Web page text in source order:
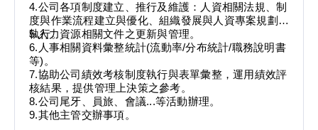
4.公司各項制度建立、推行及維護：人資相關法規、制
度與作業流程建立與優化、組織發展與人資專案規劃與
執行。
5.人力資源相關文件之更新與管理。
6.人事相關資料彙整統計(流動率/分布統計/職務說明書
等)。
7.協助公司績效考核制度執行與表單彙整，運用績效評
核結果，提供管理上決策之參考。
8.公司尾牙、員旅、會議...等活動辦理。
9.其他主管交辦事項。